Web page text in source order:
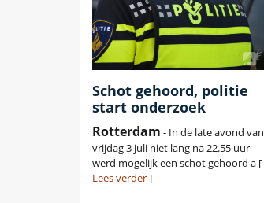
Schot gehoord, politie
start onderzoek
Rotterdam - In de late avond van
vrijdag 3 juli niet lang na 22.55 uur
werd mogelijk een schot gehoord a [
Lees verder]